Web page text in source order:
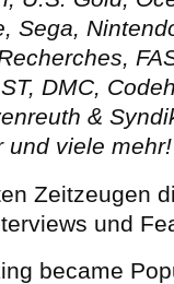
Sega,
DMC,
&
und viele mehr!
Zeitzeugen
und
became